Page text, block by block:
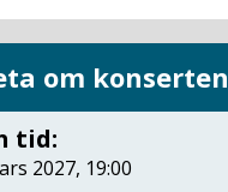
om konserten
tid:
2027, 19:00